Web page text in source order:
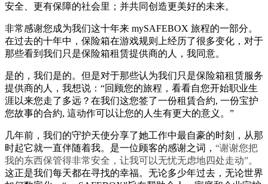
安全、更有保障的社会里；并共同创造更美好的未来。
非常感谢您成为我们这十年来 mySAFEBOX 旅程的一部分。
在过去的十年中，保险箱在游戏规则上经历了很多变化，对于
那些看到我们只是保险箱租赁提供商的人，我同意。
是的，我们是的。但是对于那些认为我们只是保险箱租赁服务
提供商的人，我想说：“回顾您的旅程，看看自您开始职业生
涯以来您走了多远？在我们这您签了一份租賃合約, 一份宝护
您故事的合約, 這动作可以让您的人生有更大的意义。”
几年前，我们的守护天使分享了她工作中最自豪的时刻，从那
时起它就一直伴随着我。是一位顾客的感谢之词， “谢谢您把
我的东西保管得非常安全，让我可以无忧无虑地四处走动”。
这正是我们每天都在寻找的幸福。无论多少年过去，无论世界